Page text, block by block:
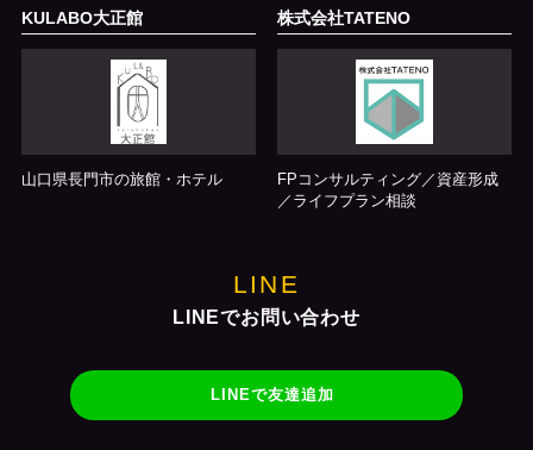
KULABO大正館
山口県長門市の旅館・ホテル
株式会社TATENO
FPコンサルティング／資産形成
／ライフプラン相談
LINE
LINEでお問い合わせ
LINEで友達追加